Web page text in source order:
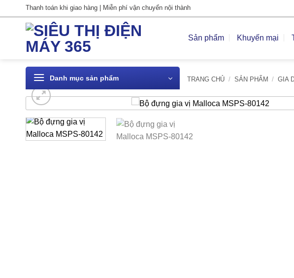
qua
Thanh toán khi giao hàng | Miễn phí vận chuyển nội thành
Sản phẩm Khuyến mại
Danh mục sản phẩm TRANG CHỦ / SẢN PHẨM / GIA